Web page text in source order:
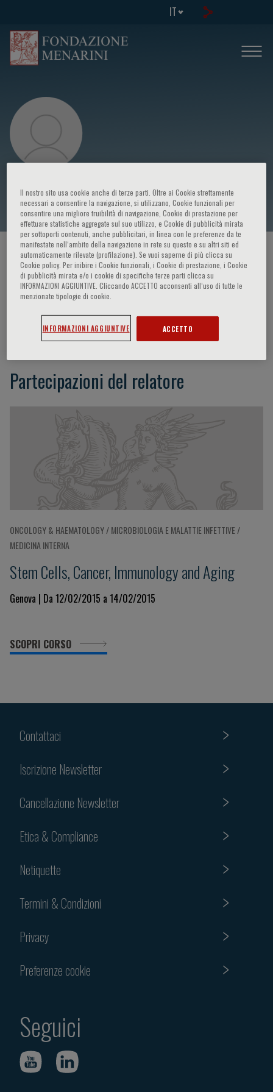
IT
Mariella Della Chiesa
HOME PAGE / CORSI ED EVENTI / RELATORE
Mariella Della Chiesa
Partecipazioni del relatore
ONCOLOGY & HAEMATOLOGY / MICROBIOLOGIA E MALATTIE INFETTIVE /
MEDICINA INTERNA
Stem Cells, Cancer, Immunology and Aging
Genova | Da 12/02/2015 a 14/02/2015
SCOPRI CORSO
Contattaci
Iscrizione Newsletter
Cancellazione Newsletter
Etica & Compliance
Netiquette
Termini & Condizioni
Privacy
Preferenze cookie
Seguici
Il nostro sito usa cookie anche di terze parti. Oltre ai Cookie strettamente
necessari a consentire la navigazione, si utilizzano, Cookie funzionali per
consentire una migliore fruibilità di navigazione, Cookie di prestazione per
effettuare statistiche aggregate sul suo utilizzo, e Cookie di pubblicità mirata
per sottoporti contenuti, anche pubblicitari, in linea con le preferenze da te
manifestate nell‘ambito della navigazione in rete su questo e su altri siti ed
automaticamente rilevate (profilazione). Se vuoi saperne di più clicca su
Cookie policy. Per inibire i Cookie funzionali, i Cookie di prestazione, i Cookie
di pubblicità mirata e/o i cookie di specifiche terze parti clicca su
INFORMAZIONI AGGIUNTIVE. Cliccando ACCETTO acconsenti all’uso di tutte le
menzionate tipologie di cookie.
INFORMAZIONI AGGIUNTIVE ACCETTO